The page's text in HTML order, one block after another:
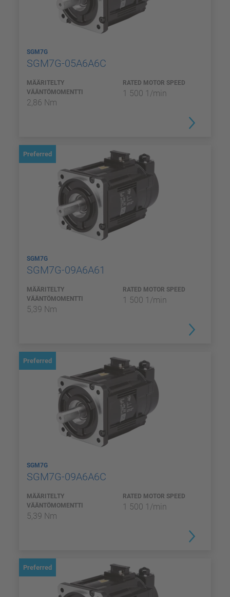
SGM7G
SGM7G-05A6A6C
MÄÄRITELTY
VÄÄNTÖMOMENTTI
2,86 Nm
RATED MOTOR SPEED
1 500 1/min
Preferred
SGM7G
SGM7G-09A6A61
MÄÄRITELTY
VÄÄNTÖMOMENTTI
5,39 Nm
RATED MOTOR SPEED
1 500 1/min
Preferred
SGM7G
SGM7G-09A6A6C
MÄÄRITELTY
VÄÄNTÖMOMENTTI
5,39 Nm
RATED MOTOR SPEED
1 500 1/min
Preferred